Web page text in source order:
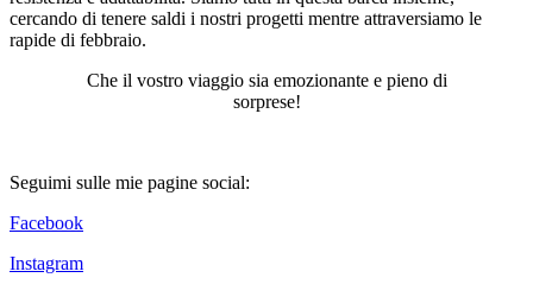
cercando di tenere saldi i nostri progetti mentre attraversiamo le
rapide di febbraio.
Che il vostro viaggio sia emozionante e pieno di
sorprese!
Seguimi sulle mie pagine social:
Facebook
Instagram